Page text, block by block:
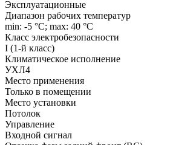
Эксплуатационные
Диапазон рабочих температур
min: -5 °C; max: 40 °C
Класс электробезопасности
I (1-й класс)
Климатическое исполнение
УХЛ4
Место применения
Только в помещении
Место установки
Потолок
Управление
Входной сигнал